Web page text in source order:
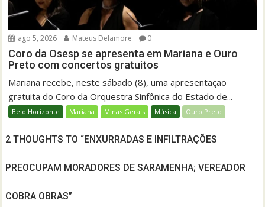
ago 5, 2026 Mateus Delamore 0
Coro da Osesp se apresenta em Mariana e Ouro
Preto com concertos gratuitos
Mariana recebe, neste sábado (8), uma apresentação
gratuita do Coro da Orquestra Sinfônica do Estado de...
Belo Horizonte Mariana Minas Gerais Música Ouro Preto
2 THOUGHTS TO “ENXURRADAS E INFILTRAÇÕES
PREOCUPAM MORADORES DE SARAMENHA; VEREADOR
COBRA OBRAS”